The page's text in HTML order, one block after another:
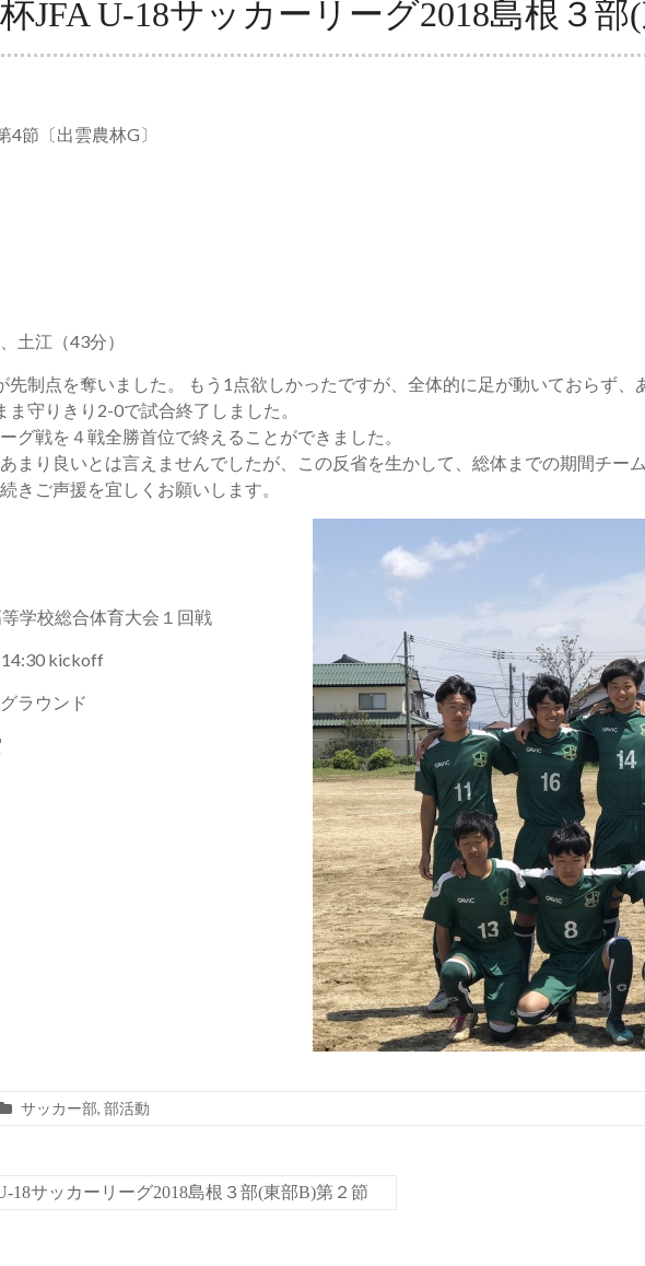
JFA U-18サッカーリーグ2018島根３
4節〔出雲農林G〕
土江（43分）
先制点を奪いました。 もう1点欲しかったですが、全体的に足が動いておらず
守りきり2-0で試合終了しました。
グ戦を４戦全勝首位で終えることができました。
まり良いとは言えませんでしたが、この反省を生かして、総体までの期間チー
きご声援を宜しくお願いします。
学校総合体育大会１回戦
14:30 kickoff
ラウンド
サッカー部, 部活動
18サッカーリーグ2018島根３部(東部B)第２節